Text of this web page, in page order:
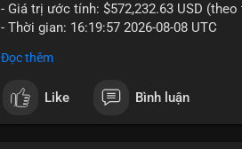
- Giá trị ước tính: $572,232.63 USD (theo
- Thời gian: 16:19:57 2026-08-08 UTC
Nhận định phân tích hành vi của Cá voi
quy mô tài chính lớn. Hành vi này có
chuyển tài sản từ ví nóng sang ví lạnh
Đọc thêm
Like Bình luận